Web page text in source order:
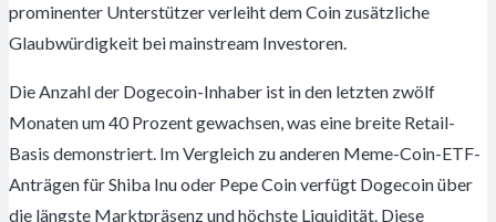
prominenter Unterstützer verleiht dem Coin zusätzliche
Glaubwürdigkeit bei mainstream Investoren.
Die Anzahl der Dogecoin-Inhaber ist in den letzten zwölf
Monaten um 40 Prozent gewachsen, was eine breite Retail-
Basis demonstriert. Im Vergleich zu anderen Meme-Coin-ETF-
Anträgen für Shiba Inu oder Pepe Coin verfügt Dogecoin über
die längste Marktpräsenz und höchste Liquidität. Diese